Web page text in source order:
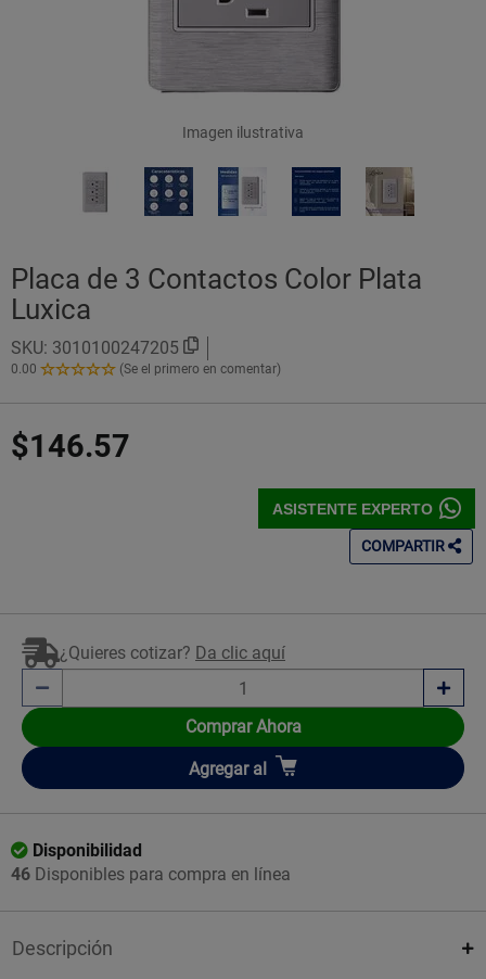
Imagen ilustrativa
Placa de 3 Contactos Color Plata
Luxica
SKU: 3010100247205
0.00
0.00
Estrellas!
(Se el primero en comentar)
$146.57
ASISTENTE EXPERTO
COMPARTIR
¿Quieres cotizar? Da clic aquí
Comprar Ahora
Añadir
Agregar al
Disponibilidad
46 Disponibles para compra en línea
Descripción